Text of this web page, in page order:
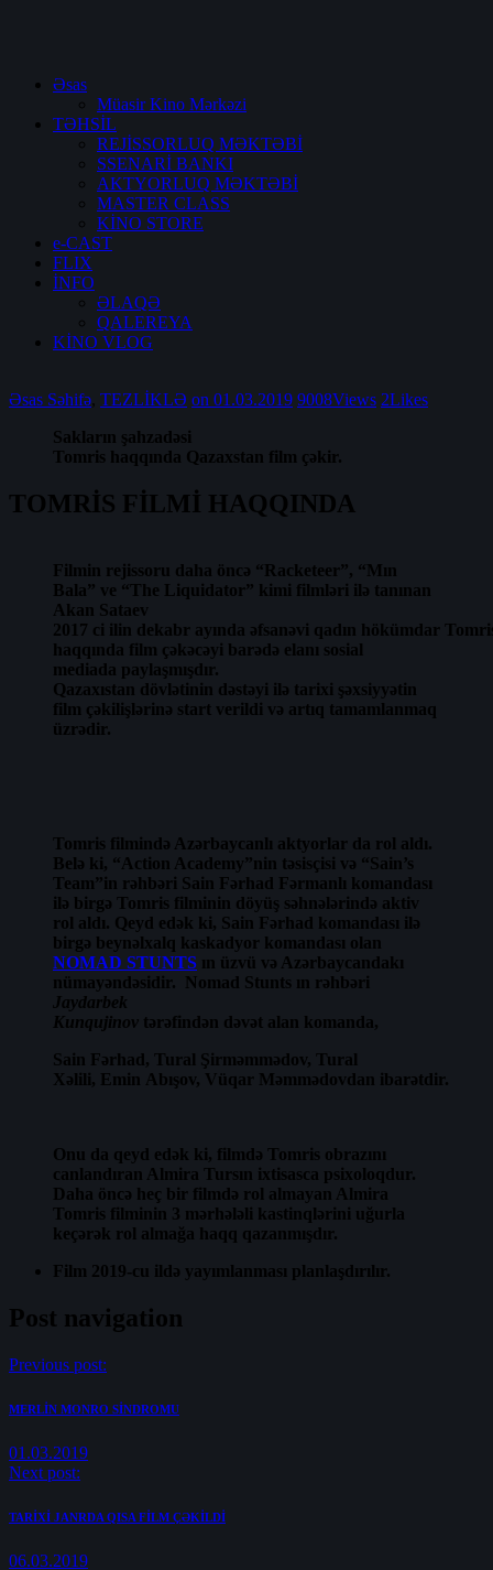
Əsas
Müasir Kino Mərkəzi
TƏHSİL
REJİSSORLUQ MƏKTƏBİ
SSENARİ BANKI
AKTYORLUQ MƏKTƏBİ
MASTER CLASS
KİNO STORE
e-CAST
FLIX
İNFO
ƏLAQƏ
QALEREYA
KİNO VLOG
Əsas Səhifə, TEZLİKLƏ on 01.03.2019 9008Views 2Likes
Sakların şahzadəsi
Tomris haqqında Qazaxstan film çəkir.
TOMRİS FİLMİ HAQQINDA
Filmin rejissoru daha öncə “Racketeer”, “Mın
Bala” ve “The Liquidator” kimi filmləri ilə tanınan
Akan Sataev
2017 ci ilin dekabr ayında əfsanəvi qadın hökümdar
haqqında film çəkəcəyi barədə elanı sosial
mediada paylaşmışdır.
Qazaxıstan dövlətinin dəstəyi ilə tarixi şəxsiyyətin
film çəkilişlərinə start verildi və artıq tamamlanmaq
üzrədir.
Tomris filmində Azərbaycanlı aktyorlar da rol aldı.
Belə ki, “Action Academy”nin təsisçisi və “Sain’s
Team”in rəhbəri Sain Fərhad Fərmanlı komandası
ilə birgə Tomris filminin döyüş səhnələrində aktiv
rol aldı. Qeyd edək ki, Sain Fərhad komandası ilə
birgə beynəlxalq kaskadyor komandası olan
NOMAD STUNTS ın üzvü və Azərbaycandakı
nümayəndəsidir. Nomad Stunts ın rəhbəri
Jaydarbek
Kunqujinov tərəfindən dəvət alan komanda,
Sain Fərhad, Tural Şirməmmədov, Tural
Xəlili, Emin Abışov, Vüqar Məmmədovdan ibarətdir.
Onu da qeyd edək ki, filmdə Tomris obrazını
canlandıran Almira Tursın ixtisasca psixoloqdur.
Daha öncə heç bir filmdə rol almayan Almira
Tomris filminin 3 mərhələli kastinqlərini uğurla
keçərək rol almağa haqq qazanmışdır.
Film 2019-cu ildə yayımlanması planlaşdırılır.
Post navigation
Previous post:
MERLİN MONRO SİNDROMU
01.03.2019
Next post:
TARİXİ JANRDA QISA FİLM ÇƏKİLDİ
06.03.2019